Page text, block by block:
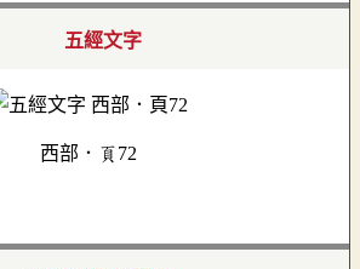
五經文字
西部．頁72